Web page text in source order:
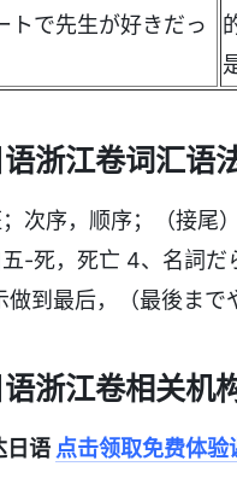
トで先生が好きだっ
浙江卷词汇语
次序，顺序；（接
-死，死亡 4、名詞だ
到最后，（最後まで
浙江卷相关机
日语 点击领取免费体验